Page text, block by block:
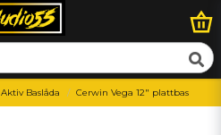
Aktiv Baslåda Cerwin Vega 12" plattbas